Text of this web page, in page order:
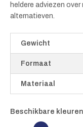
heldere adviezen
alternatieven.
Gewicht
Formaat
Materiaal
Beschikbare